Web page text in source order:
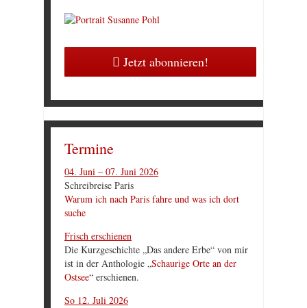
Jetzt abonnieren!
Termine
04. Juni – 07. Juni 2026
Schreibreise Paris
Warum ich nach Paris fahre und was ich dort
suche
Frisch erschienen
Die Kurzgeschichte „Das andere Erbe“ von mir
ist in der Anthologie „Schaurige Orte an der
Ostsee“ erschienen.
So 12. Juli 2026